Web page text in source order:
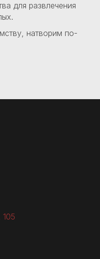
для развлечения
натворим по-